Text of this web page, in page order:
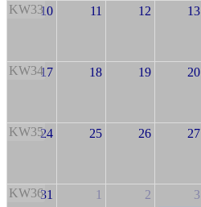
KW3310 11 12 13
KW3417 18 19 20
KW3524 25 26 27
KW3631 1 2 3